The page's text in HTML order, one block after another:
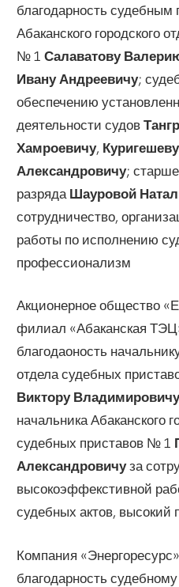
благодарность
Абаканского городского
№ 1Салаватову
Ивану Андреевичу;
обеспечению
деятельности судов
Хамроевичу,
Александровичу;
разряда Шауровой
сотрудничество,
работы по исполнению
профессионализм
Акционерное общество
филиал «Абаканская
благодаоность
отдела судебных
Виктору
начальника Абаканского
судебных приставов № 1
Александровичуза
высокоэффекстивной
судебных актов,
Компания
благодарность